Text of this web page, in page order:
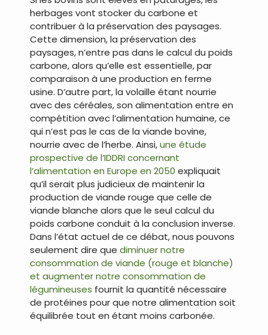
herbages vont stocker du carbone et
contribuer à la préservation des paysages.
Cette dimension, la préservation des
paysages, n’entre pas dans le calcul du poids
carbone, alors qu’elle est essentielle, par
comparaison à une production en ferme
usine. D’autre part, la volaille étant nourrie
avec des céréales, son alimentation entre en
compétition avec l’alimentation humaine, ce
qui n’est pas le cas de la viande bovine,
nourrie avec de l’herbe. Ainsi,une étude
prospective de l’IDDRI concernant
l’alimentation en Europe en 2050 expliquait
qu’il serait plus judicieux de maintenir la
production de viande rouge que celle de
viande blanche alors que le seul calcul du
poids carbone conduit à la conclusion inverse.
Dans l’état actuel de ce débat, nous pouvons
seulement dire que diminuer notre
consommation de viande (rouge et blanche)
et augmenter notre consommation de
légumineuses fournit la quantité nécessaire
de protéines pour que notre alimentation soit
équilibrée tout en étant moins carbonée.